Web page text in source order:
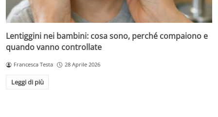
Lentiggini nei bambini: cosa sono, perché compaiono e
quando vanno controllate
Francesca Testa 28 Aprile 2026
Leggi di più